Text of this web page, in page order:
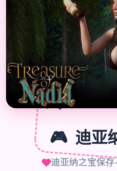
🎮
🎮 迪亚
迪亚纳之宝保